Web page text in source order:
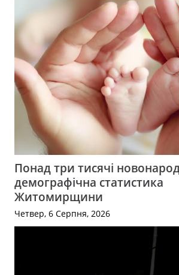
Понад три тисячі
демографічна статистика
Житомирщини
Четвер, 6 Серпня, 2026